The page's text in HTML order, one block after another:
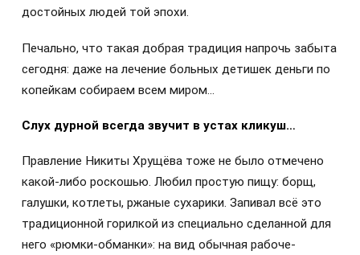
достойных людей той эпохи.
Печально, что такая добрая традиция напрочь забыта
сегодня: даже на лечение больных детишек деньги по
копейкам собираем всем миром…
Слух дурной всегда звучит в устах кликуш…
Правление Никиты Хрущёва тоже не было отмечено
какой-либо роскошью. Любил простую пищу: борщ,
галушки, котлеты, ржаные сухарики. Запивал всё это
традиционной горилкой из специально сделанной для
него «рюмки-обманки»: на вид обычная рабоче-